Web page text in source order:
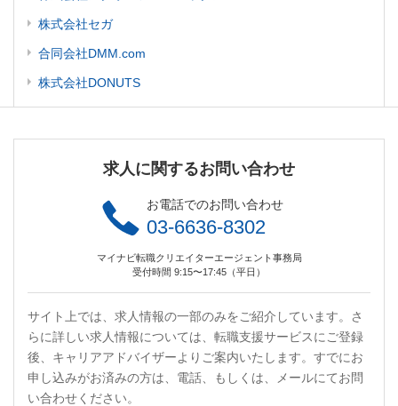
株式会社セガ
合同会社DMM.com
株式会社DONUTS
求人に関するお問い合わせ
お電話でのお問い合わせ
03-6636-8302
マイナビ転職クリエイターエージェント事務局
受付時間 9:15〜17:45（平日）
サイト上では、求人情報の一部のみをご紹介しています。さ
らに詳しい求人情報については、転職支援サービスにご登録
後、キャリアアドバイザーよりご案内いたします。すでにお
申し込みがお済みの方は、電話、もしくは、メールにてお問
い合わせください。